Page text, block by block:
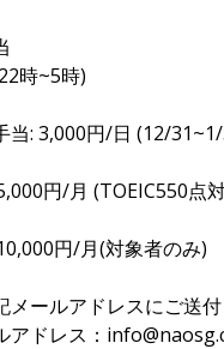
時~5時)
当: 3,000円/日 (12/
円/月 (TOEIC550点
円/月(対象者のみ)
メールアドレスにご送付
アドレス：